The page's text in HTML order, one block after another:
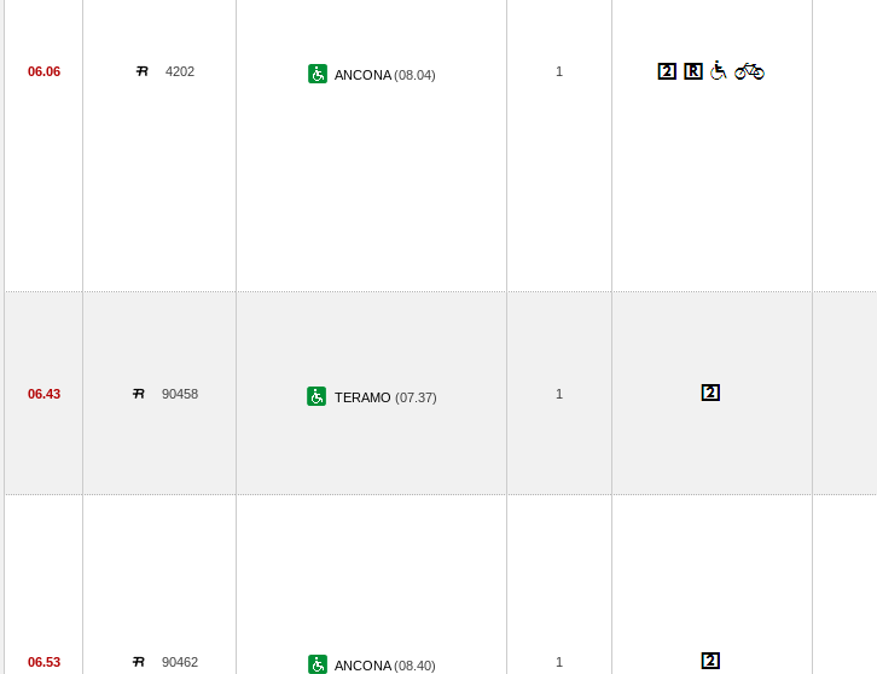
06.06 4202 ANCONA(08.04) 1
06.43 90458 TERAMO (07.37) 1
06.53 90462 ANCONA(08.40) 1